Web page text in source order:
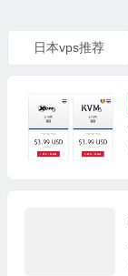
日本vps推荐